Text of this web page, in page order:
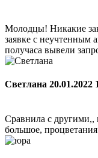
Молодцы! Никакие
заявке с неучтенным
получаса вывели
Светлана 20.01.2022
Сравнила с другими,,
большое,